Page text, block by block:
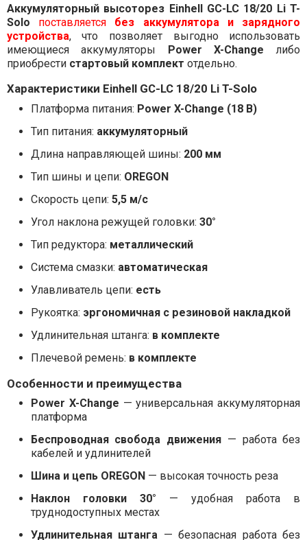
Аккумуляторный высоторез Einhell GC-LC 18/20 Li T-
Solo
поставляется без аккумулятора и зарядного
устройства, что позволяет выгодно использовать
имеющиеся аккумуляторы Power X-Change либо
приобрести стартовый комплект отдельно.
Характеристики Einhell GC-LC 18/20 Li T-Solo
Платформа питания: Power X-Change (18 В)
Тип питания: аккумуляторный
Длина направляющей шины: 200 мм
Тип шины и цепи: OREGON
Скорость цепи: 5,5 м/с
Угол наклона режущей головки: 30°
Тип редуктора: металлический
Система смазки: автоматическая
Улавливатель цепи: есть
Рукоятка: эргономичная с резиновой накладкой
Удлинительная штанга: в комплекте
Плечевой ремень: в комплекте
Особенности и преимущества
Power X-Change — универсальная аккумуляторная
платформа
Беспроводная свобода движения — работа без
кабелей и удлинителей
Шина и цепь OREGON— высокая точность реза
Наклон головки 30° — удобная работа в
труднодоступных местах
Удлинительная штанга — безопасная работа без